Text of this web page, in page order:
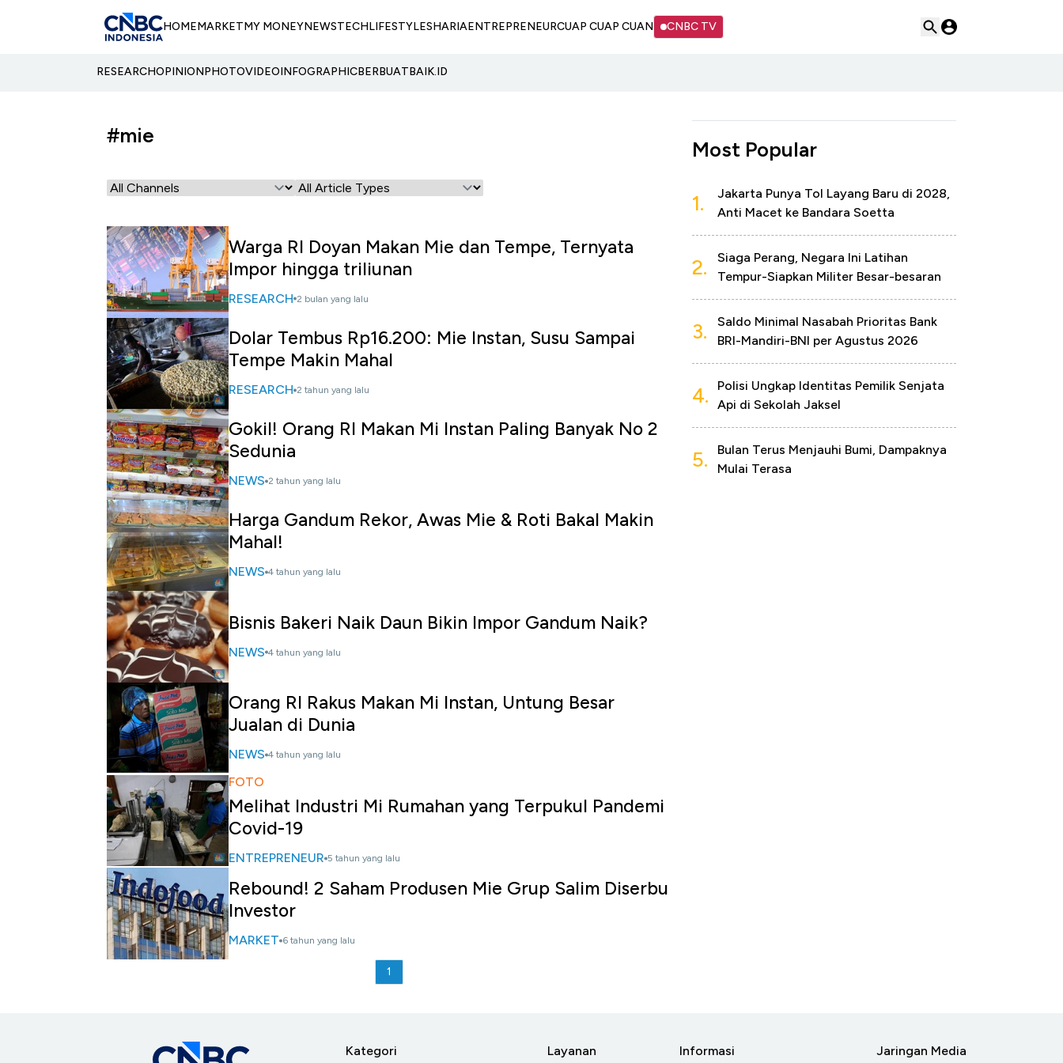
HOMEMARKETMY MONEYNEWSTECHLIFESTYLESHARIAENTREPRENEURCUAP CUAP CUAN CNBC TV
RESEARCHOPINIONPHOTOVIDEOINFOGRAPHICBERBUATBAIK.ID
#mie
Warga RI Doyan Makan Mie dan Tempe, Ternyata
Impor hingga triliunan
RESEARCH 2 bulan yang lalu
Dolar Tembus Rp16.200: Mie Instan, Susu Sampai
Tempe Makin Mahal
RESEARCH 2 tahun yang lalu
Gokil! Orang RI Makan Mi Instan Paling Banyak No 2
Sedunia
NEWS 2 tahun yang lalu
Harga Gandum Rekor, Awas Mie & Roti Bakal Makin
Mahal!
NEWS 4 tahun yang lalu
Bisnis Bakeri Naik Daun Bikin Impor Gandum Naik?
NEWS 4 tahun yang lalu
Orang RI Rakus Makan Mi Instan, Untung Besar
Jualan di Dunia
NEWS 4 tahun yang lalu
FOTO
Melihat Industri Mi Rumahan yang Terpukul Pandemi
Covid-19
ENTREPRENEUR 5 tahun yang lalu
Rebound! 2 Saham Produsen Mie Grup Salim Diserbu
Investor
MARKET 6 tahun yang lalu
1
Most Popular
1.
Jakarta Punya Tol Layang Baru di 2028,
Anti Macet ke Bandara Soetta
2.
Siaga Perang, Negara Ini Latihan
Tempur-Siapkan Militer Besar-besaran
3.
Saldo Minimal Nasabah Prioritas Bank
BRI-Mandiri-BNI per Agustus 2026
4.
Polisi Ungkap Identitas Pemilik Senjata
Api di Sekolah Jaksel
5.
Bulan Terus Menjauhi Bumi, Dampaknya
Mulai Terasa
Kategori Layanan Informasi Jaringan Media